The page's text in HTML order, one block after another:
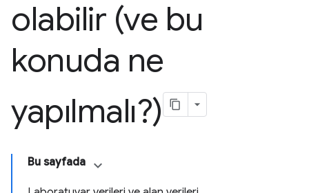
olabilir (ve bu
konuda ne
yapılmalı?)
Bu sayfada